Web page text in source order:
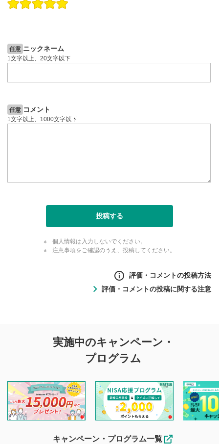
操作説明動画
任意 ニックネーム
1文字以上、20文字以下
任意 コメント
1文字以上、1000文字以下
投稿する
個人情報は入力しないでください。
注意事項をご確認のうえ、投稿してください。
評価・コメントの投稿方法
評価・コメントの投稿に関する注意
投稿に関する注意
を目的として、各動画コンテンツに、評価およびコメントの
投稿ができます。利用者は以下の注意事項をご理解のうえ、
閲覧および投稿を行うものとしてください。
他の利用者が動画を視聴される際の参考になるコメントをお
待ちしております。
なお、投稿をもって、本注意事項に同意されたものとみなし
実施中のキャンペーン・
プログラム
キャンペーン・プログラム一覧